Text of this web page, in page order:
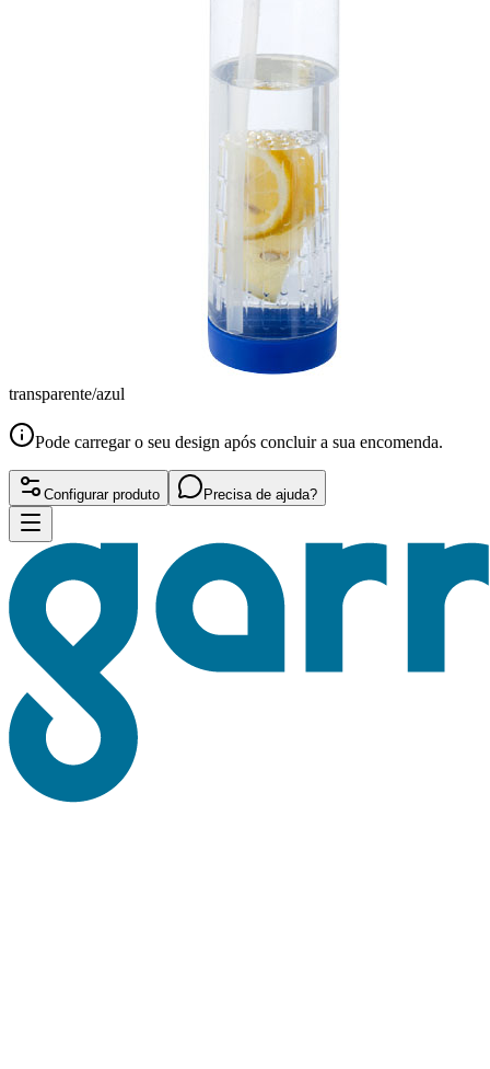
transparente/azul
Pode carregar o seu design após concluir a sua encomenda.
Configurar produto Precisa de ajuda?